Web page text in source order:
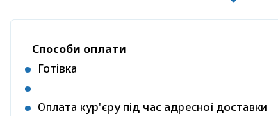
Способи оплати
Готівка
Оплата кур'єру під час адресної доставки